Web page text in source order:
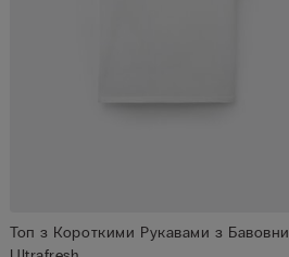
Топ з Короткими Рукавами з Бавовни